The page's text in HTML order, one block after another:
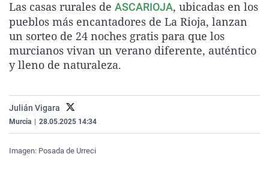
La rosa de los vientos
Gente viajera
Como el perro y el
Caso
Retornados
Equipo de
Extremadura
Galicia
La Rioja
País Vasco
Virales
Televisión
Elecciones
Las casas rurales de ASCARIOJA, ubicadas en los
pueblos más encantadores de La Rioja, lanzan
un sorteo de 24 noches gratis para que los
murcianos vivan un verano diferente, auténtico
y lleno de naturaleza.
Julián Vigara
Murcia 28.05.2025 14:34
Imagen: Posada de Urreci